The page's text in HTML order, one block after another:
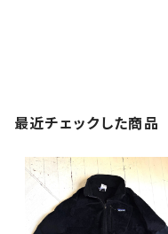
最近チェックした商品